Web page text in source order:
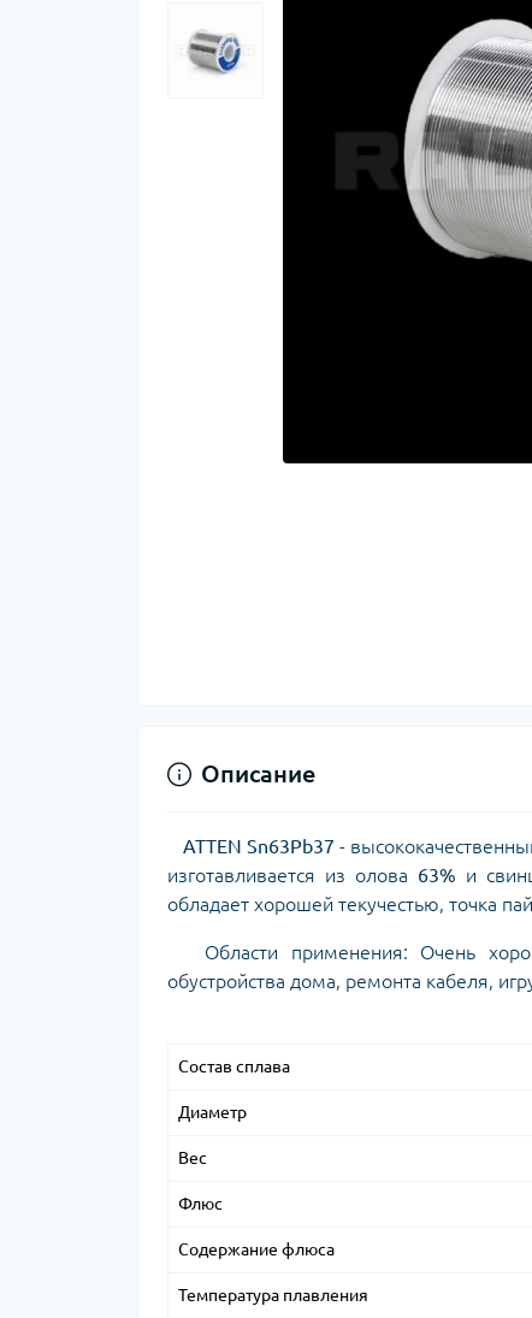
Описание
ATTEN Sn63Pb37 -
изготавливается из олова 63% и
обладает хорошей текучестью, точка
Области применения: Очень
обустройства дома, ремонта кабеля,
Состав сплава
Диаметр
Вес
Флюс
Содержание флюса
Температура плавления